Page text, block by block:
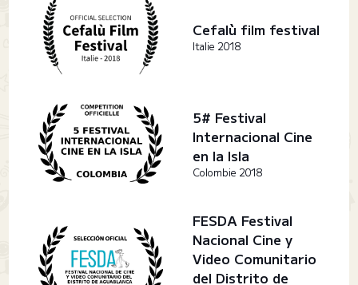
Cefalù film festival
Italie 2018
5# Festival
Internacional Cine
en la Isla
Colombie 2018
FESDA Festival
Nacional Cine y
Video Comunitario
del Distrito de